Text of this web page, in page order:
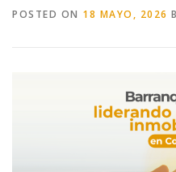
POSTED ON 18 MAYO, 2026